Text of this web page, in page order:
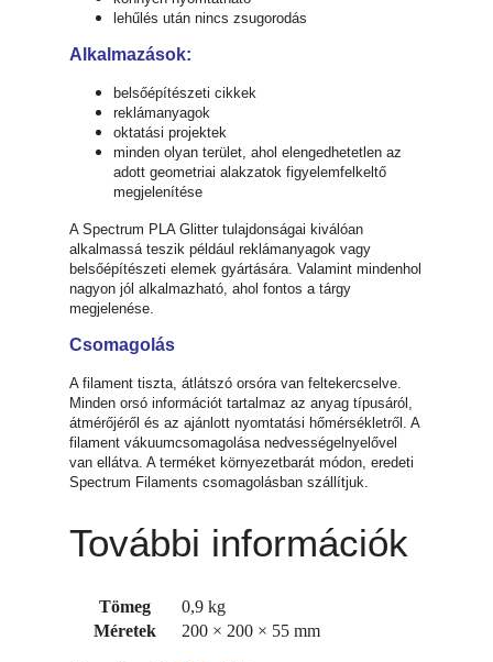
lehűlés után nincs zsugorodás
Alkalmazások:
belsőépítészeti cikkek
reklámanyagok
oktatási projektek
minden olyan terület, ahol elengedhetetlen az
adott geometriai alakzatok figyelemfelkeltő
megjelenítése
A Spectrum PLA Glitter tulajdonságai kiválóan
alkalmassá teszik például reklámanyagok vagy
belsőépítészeti elemek gyártására. Valamint mindenhol
nagyon jól alkalmazható, ahol fontos a tárgy
megjelenése.
Csomagolás
A filament tiszta, átlátszó orsóra van feltekercselve.
Minden orsó információt tartalmaz az anyag típusáról,
átmérőjéről és az ajánlott nyomtatási hőmérsékletről. A
filament vákuumcsomagolása nedvességelnyelővel
van ellátva. A terméket környezetbarát módon, eredeti
Spectrum Filaments csomagolásban szállítjuk.
További információk
Tömeg
0,9 kg
Méretek
200 × 200 × 55 mm